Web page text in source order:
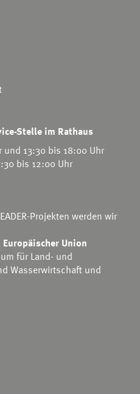
Stelle im Rathaus
13:30 bis 18:00 Uhr
bis 12:00 Uhr
Projekten werden wir
Union
für Land- und
Wasserwirtschaft und